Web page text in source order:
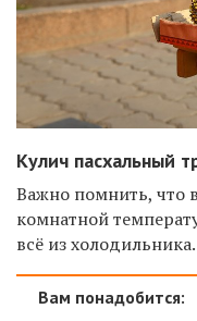
Кулич пасхальный
Важно помнить, что
комнатной
всё из холодильника.
Вам понадобится: